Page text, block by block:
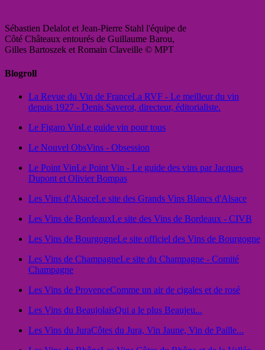
Sébastien Delalot et Jean-Pierre Stahl l'équipe de
Côté Châteaux entourés de Guillaume Barou,
Gilles Bartoszek et Romain Claveille © MPT
Blogroll
La Revue du Vin de FranceLa RVF - Le meilleur du vin
depuis 1927 - Denis Saverot, directeur, éditorialiste.
Le Figaro VinLe guide vin pour tous
Le Nouvel ObsVins - Obsession
Le Point VinLe Point Vin - Le guide des vins par Jacques
Dupont et Olivier Bompas
Les Vins d'AlsaceLe site des Grands Vins Blancs d'Alsace
Les Vins de BordeauxLe site des Vins de Bordeaux - CIVB
Les Vins de BourgogneLe site officiel des Vins de Bourgogne
Les Vins de ChampagneLe site du Champagne - Comité
Champagne
Les Vins de ProvenceComme un air de cigales et de rosé
Les Vins du BeaujolaisQui a le plus Beaujeu...
Les Vins du JuraCôtes du Jura, Vin Jaune, Vin de Paille...